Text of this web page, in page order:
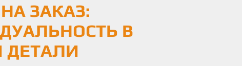
ЗАКАЗ:
В
МЕБЕЛЬ: ЗАБОТА
И ВАШЕМ КОМФОРТЕ
к окружающей среде,
ВАШЕМУ ВКУСУ И
КОМФОРТ И